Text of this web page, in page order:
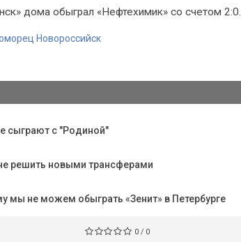
дома обыграл «Нефтехимик» со счетом 2:0.
Новороссийск
сыграют с "Родиной"
решить новыми трансферами
мы не можем обыграть «Зенит» в Петербурге
0 / 0